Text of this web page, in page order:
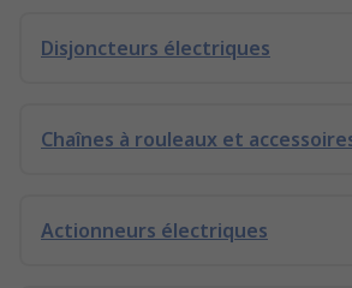
Disjoncteurs électriques
Chaînes à rouleaux et
Actionneurs électriques